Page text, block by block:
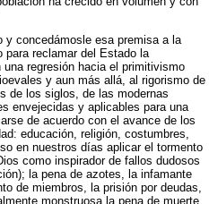
y concedámosle esa premisa a la
para reclamar del Estado la
regresión hacia el primitivismo
y aun más allá, al rigorismo de
de los siglos, de las modernas
envejecidas y aplicables para una
de acuerdo con el avance de los
educación, religión, costumbres,
en nuestros días aplicar el tormento
como inspirador de fallos dudosos
la pena de azotes, la infamante
de miembros, la prisión por deudas,
monstruosa la pena de muerte